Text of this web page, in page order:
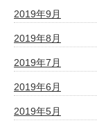
2019年9月
2019年8月
2019年7月
2019年6月
2019年5月